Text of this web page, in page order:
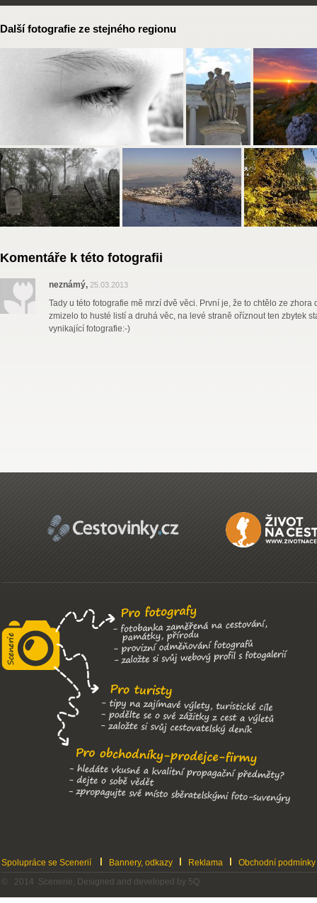
Další fotografie ze stejného regionu
Komentáře k této fotografii
neznámý, 25.03.2013
Tady u této fotografie mě mrzí dvě věci. První je, že to chtělo ze zhora
zmizelo to husté listí a druhá věc, na levé straně oříznout ten zbytek
vynikající fotografie:-)
Spolupráce se Scenerií Bannery, odkazy Reklama
Obchodní podmínky
© 2014 Scenerie, Designed and developed by 5Q